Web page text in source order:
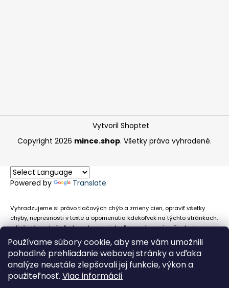
Používame súbory cookie, aby sme vám umožnili
pohodlné prehliadanie webovej stránky a vďaka
analýze neustále zlepšovali jej funkcie, výkon a
použiteľnosť. Viac informácií
Vytvoril Shoptet
Copyright 2026 mince.shop. Všetky práva vyhradené.
Powered by Translate
Vyhradzujeme si právo tlačových chýb a zmeny cien, opraviť všetky
chyby, nepresnosti v texte a opomenutia kdekoľvek na týchto stránkach,
a tiež právo akejkoľvek osobe zamietnuť neoprávnenú požiadavku na
chybne uvedený text. Na stránkach sa môžu vyskytnúť technické
nepresnosti a typografické chyby alebo opomenutia v súvislosti s
informáciami zobrazenými na týchto stránkach, nevyplýva nám žiadna
povinnosť ani zodpovednosť v prípade, že sa spoliehajú na nepresné
informácie poskytované na týchto stránkach.